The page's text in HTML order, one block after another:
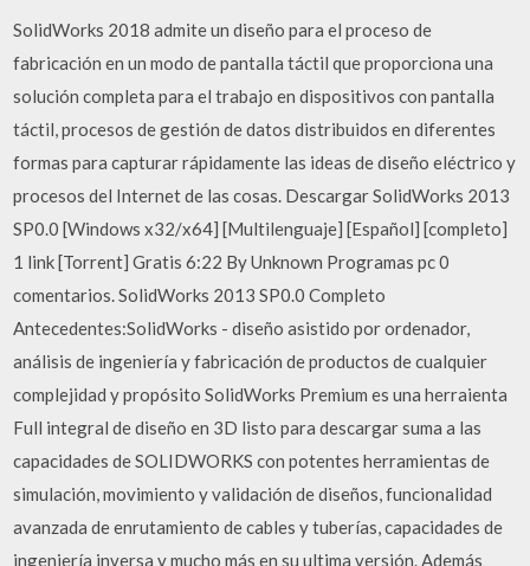
SolidWorks 2018 admite un diseño para el proceso de
fabricación en un modo de pantalla táctil que proporciona una
solución completa para el trabajo en dispositivos con pantalla
táctil, procesos de gestión de datos distribuidos en diferentes
formas para capturar rápidamente las ideas de diseño eléctrico y
procesos del Internet de las cosas. Descargar SolidWorks 2013
SP0.0 [Windows x32/x64] [Multilenguaje] [Español] [completo]
1 link [Torrent] Gratis 6:22 By Unknown Programas pc 0
comentarios. SolidWorks 2013 SP0.0 Completo
Antecedentes:SolidWorks - diseño asistido por ordenador,
análisis de ingeniería y fabricación de productos de cualquier
complejidad y propósito SolidWorks Premium es una herraienta
Full integral de diseño en 3D listo para descargar suma a las
capacidades de SOLIDWORKS con potentes herramientas de
simulación, movimiento y validación de diseños, funcionalidad
avanzada de enrutamiento de cables y tuberías, capacidades de
ingeniería inversa y mucho más en su ultima versión. Además